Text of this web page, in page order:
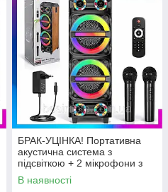
БРАК-УЦІНКА! Портативна
акустична система з
підсвіткою + 2 мікрофони з
пультом, USB, Bluetooth,
ZQS8231 / Бездротова
В наявності